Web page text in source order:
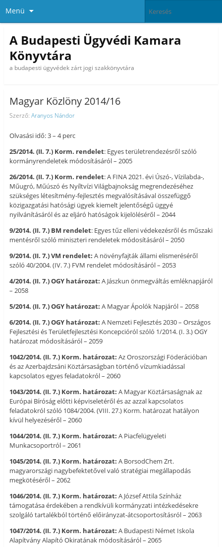
Menü
A Budapesti Ügyvédi Kamara
Könyvtára
a budapesti ügyvédek zárt jogi szakkönyvtára
Magyar Közlöny 2014/16
Szerző: Aranyos Nándor
Olvasási idő: 3 – 4 perc
25/2014. (II. 7.) Korm. rendelet: Egyes területrendezésről szóló
kormányrendeletek módosításáról – 2005
26/2014. (II. 7.) Korm. rendelet: A FINA 2021. évi Úszó-, Vízilabda-,
Műugró, Műúszó és Nyíltvízi Világbajnokság megrendezéséhez
szükséges létesítmény-fejlesztés megvalósításával összefüggő
közigazgatási hatósági ügyek kiemelt jelentőségű üggyé
nyilvánításáról és az eljáró hatóságok kijelöléséről – 2044
9/2014. (II. 7.) BM rendelet: Egyes tűz elleni védekezésről és műszaki
mentésről szóló miniszteri rendeletek módosításáról – 2050
9/2014. (II. 7.) VM rendelet: A növényfajták állami elismeréséről
szóló 40/2004. (IV. 7.) FVM rendelet módosításáról – 2053
4/2014. (II. 7.) OGY határozat: A Jászkun önmegváltás emléknapjáról
– 2058
5/2014. (II. 7.) OGY határozat: A Magyar Ápolók Napjáról – 2058
6/2014. (II. 7.) OGY határozat: A Nemzeti Fejlesztés 2030 – Országos
Fejlesztési és Területfejlesztési Koncepcióról szóló 1/2014. (I. 3.) OGY
határozat módosításáról – 2059
1042/2014. (II. 7.) Korm. határozat: Az Oroszországi Föderációban
és az Azerbajdzsáni Köztársaságban történő vízumkiadással
kapcsolatos egyes feladatokról – 2060
1043/2014. (II. 7.) Korm. határozat: A Magyar Köztársaságnak az
Európai Bíróság előtti képviseletéről és az azzal kapcsolatos
feladatokról szóló 1084/2004. (VIII. 27.) Korm. határozat hatályon
kívül helyezéséről – 2060
1044/2014. (II. 7.) Korm. határozat: A Piacfelügyeleti
Munkacsoportról – 2061
1045/2014. (II. 7.) Korm. határozat: A BorsodChem Zrt.
magyarországi nagybefektetővel való stratégiai megállapodás
megkötéséről – 2062
1046/2014. (II. 7.) Korm. határozat: A József Attila Színház
támogatása érdekében a rendkívüli kormányzati intézkedésekre
szolgáló tartalékból történő előirányzat-átcsoportosításról – 2063
1047/2014. (II. 7.) Korm. határozat: A Budapesti Német Iskola
Alapítvány Alapító Okiratának módosításáról – 2065